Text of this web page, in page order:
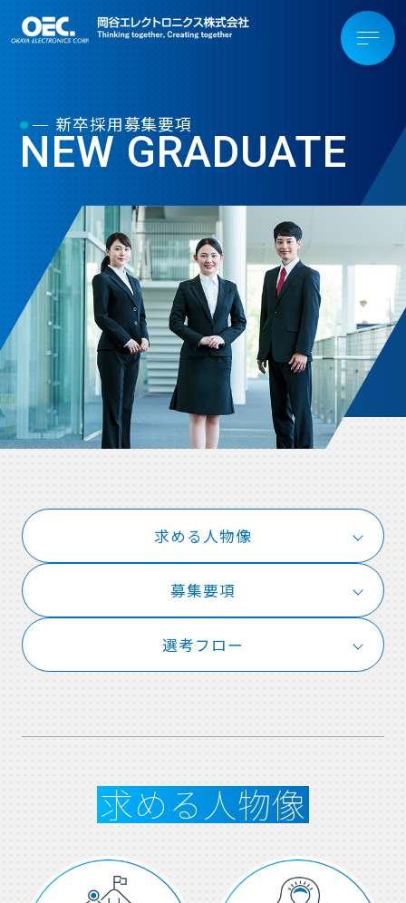
新卒採用募集要項
NEW GRADUATE
求める人物像
募集要項
選考フロー
求める人物像